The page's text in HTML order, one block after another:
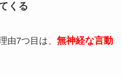
くる
由7つ目は、 無神経な言動